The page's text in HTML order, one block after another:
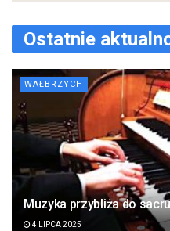
Ostatnie
WAŁBRZYCH
Muzyka przybliża do
4 LIPCA 2025